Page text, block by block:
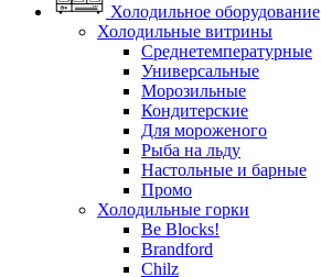
Холодильное оборудование
Холодильные витрины
Среднетемпературные
Универсальные
Морозильные
Кондитерские
Для мороженого
Рыба на льду
Настольные и барные
Промо
Холодильные горки
Be Blocks!
Brandford
Chilz